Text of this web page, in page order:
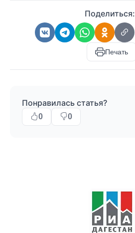
Поделиться:
Печать
Понравилась статья?
0 0